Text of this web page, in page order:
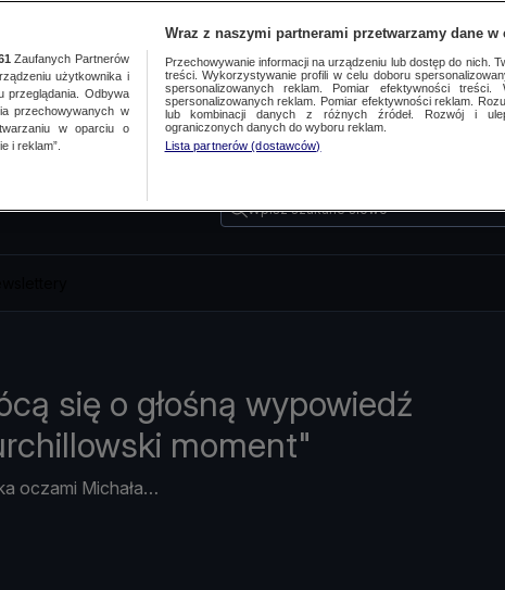
Wpisz szukane słowo
się o głośną wypowiedź
moment"
oczami Michała
Zaufanych Partnerów
użytkownika i
przeglądania. Odbywa
przechowywanych w
w oparciu o
i reklam”.
Wraz z naszymi partnerami przetwarzamy dane w
Przechowywanie informacji na urządzeniu lub dostęp do nich.
treści. Wykorzystywanie profili w celu doboru
spersonalizowanych reklam. Pomiar efektywności
spersonalizowanych reklam. Pomiar efektywności reklam.
lub kombinacji danych z różnych źródeł. Rozwój i
ograniczonych danych do wyboru reklam.
Lista partnerów (dostawców)